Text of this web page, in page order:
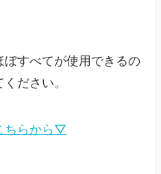
すべてが使用できるの
ださい。
ちらから▽